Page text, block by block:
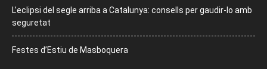
L’eclipsi del segle arriba a Catalunya: consells per gaudir-lo amb
seguretat
Festes d’Estiu de Masboquera